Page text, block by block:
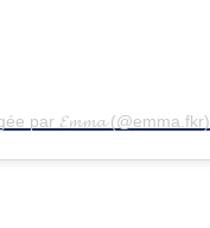
par 𝓔𝓶𝓶𝓪 (@emma.fkr)